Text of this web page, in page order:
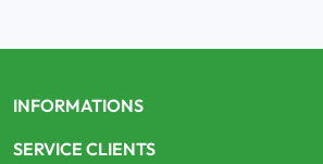
INFORMATIONS
SERVICE CLIENTS